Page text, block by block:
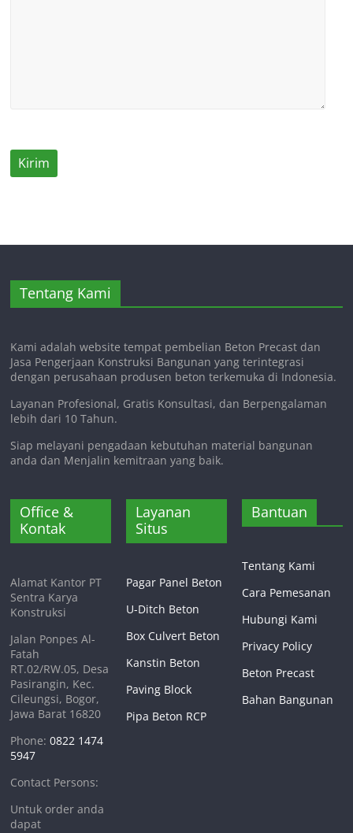
Tentang Kami
Kami adalah website tempat pembelian Beton Precast dan
Jasa Pengerjaan Konstruksi Bangunan yang terintegrasi
dengan perusahaan produsen beton terkemuka di Indonesia.
Layanan Profesional, Gratis Konsultasi, dan Berpengalaman
lebih dari 10 Tahun.
Siap melayani pengadaan kebutuhan material bangunan
anda dan Menjalin kemitraan yang baik.
Office &
Kontak
Alamat Kantor PT
Sentra Karya
Konstruksi
Jalan Ponpes Al-
Fatah
RT.02/RW.05, Desa
Pasirangin, Kec.
Cileungsi, Bogor,
Jawa Barat 16820
Phone:0822 1474
5947
Contact Persons:
Untuk order anda
dapat
Layanan
Situs
Pagar Panel Beton
U-Ditch Beton
Box Culvert Beton
Kanstin Beton
Paving Block
Pipa Beton RCP
Bantuan
Tentang Kami
Cara Pemesanan
Hubungi Kami
Privacy Policy
Beton Precast
Bahan Bangunan